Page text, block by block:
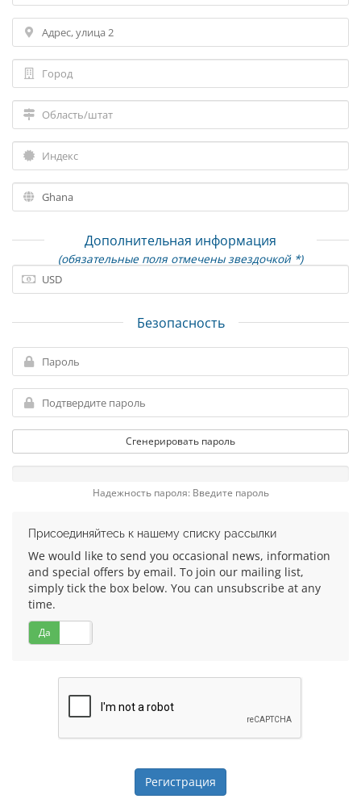
Дополнительная информация
(обязательные поля отмечены звездочкой *)
Безопасность
Сгенерировать пароль
Надежность пароля: Введите пароль
Присоединяйтесь к нашему списку рассылки
We would like to send you occasional news, information
and special offers by email. To join our mailing list,
simply tick the box below. You can unsubscribe at any
time.
Да